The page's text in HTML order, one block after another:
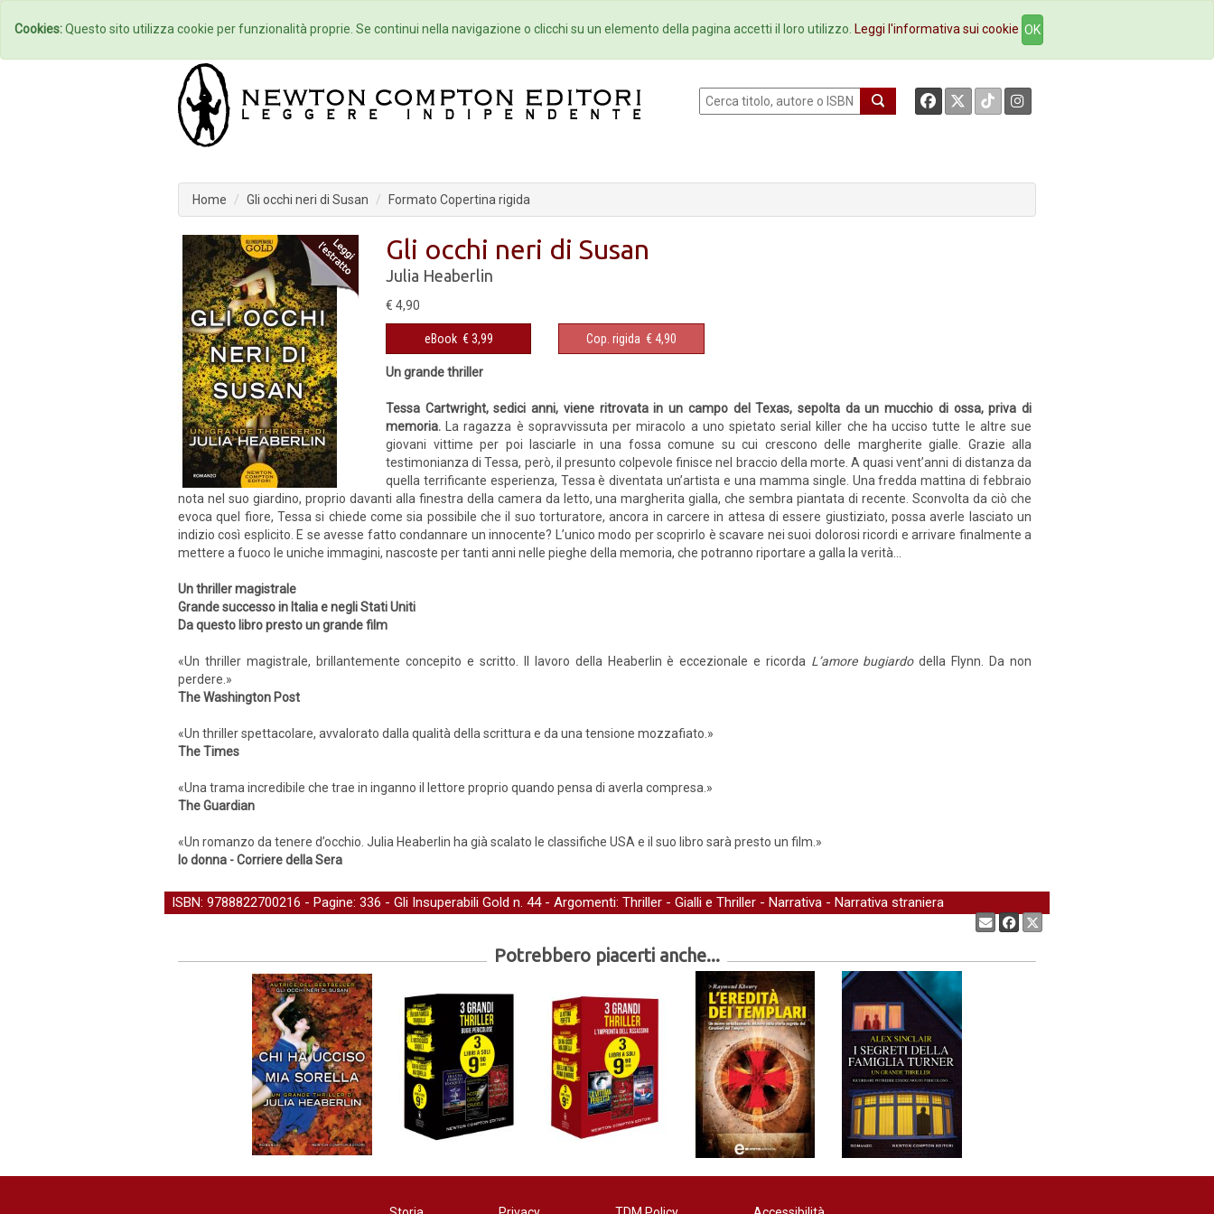
Home Autori Eventi Collane Newsletter Ebookstore Contatti
Home Gli occhi neri di Susan Formato Copertina rigida
Gli occhi neri di Susan
Julia Heaberlin
€ 4,90
eBook € 3,99 Cop. rigida € 4,90
Un grande thriller
Tessa Cartwright, sedici anni, viene ritrovata in un campo del Texas, sepolta da un mucchio di ossa, priva di
memoria.
La ragazza è sopravvissuta per miracolo a uno spietato serial killer che ha ucciso tutte le altre sue
giovani vittime per poi lasciarle in una fossa comune su cui crescono delle margherite gialle. Grazie alla
testimonianza di Tessa, però, il presunto colpevole finisce nel braccio della morte. A quasi vent’anni di distanza da
quella terrificante esperienza, Tessa è diventata un’artista e una mamma single. Una fredda mattina di febbraio
nota nel suo giardino, proprio davanti alla finestra della camera da letto, una margherita gialla, che sembra piantata di recente. Sconvolta da ciò che
evoca quel fiore, Tessa si chiede come sia possibile che il suo torturatore, ancora in carcere in attesa di essere giustiziato, possa averle lasciato un
indizio così esplicito. E se avesse fatto condannare un innocente? L’unico modo per scoprirlo è scavare nei suoi dolorosi ricordi e arrivare finalmente a
mettere a fuoco le uniche immagini, nascoste per tanti anni nelle pieghe della memoria, che potranno riportare a galla la verità…
Un thriller magistrale
Grande successo in Italia e negli Stati Uniti
Da questo libro presto un grande film
«Un thriller magistrale, brillantemente concepito e scritto. Il lavoro della Heaberlin è eccezionale e ricorda L’amore bugiardodella Flynn. Da non
perdere.»
The Washington Post
«Un thriller spettacolare, avvalorato dalla qualità della scrittura e da una tensione mozzafiato.»
The Times
«Una trama incredibile che trae in inganno il lettore proprio quando pensa di averla compresa.»
The Guardian
«Un romanzo da tenere d’occhio. Julia Heaberlin ha già scalato le classifiche USA e il suo libro sarà presto un film.»
Io donna - Corriere della Sera
ISBN: 9788822700216 - Pagine: 336 - Gli Insuperabili Gold n. 44 - Argomenti: Thriller - Gialli e Thriller - Narrativa - Narrativa straniera
Potrebbero piacerti anche...
Cookies:Questo sito utilizza cookie per funzionalità proprie. Se continui nella navigazione o clicchi su un elemento della pagina accetti il loro utilizzo. Leggi l'informativa sui cookie OK